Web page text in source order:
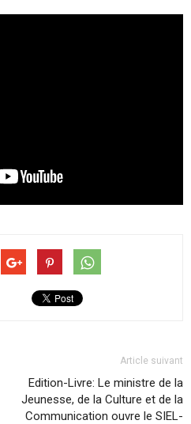
Article suivant
Edition-Livre: Le ministre de la
Jeunesse, de la Culture et de la
Communication ouvre le SIEL-